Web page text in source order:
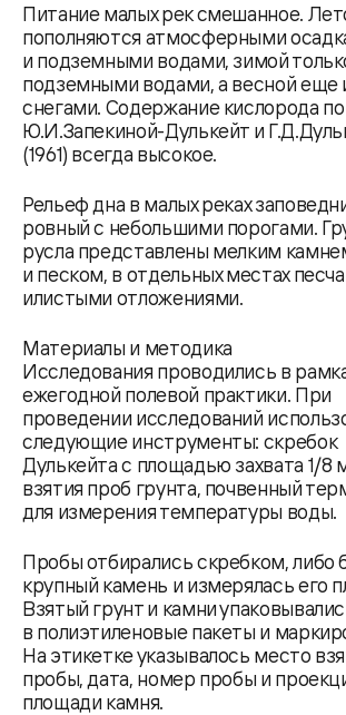
Питание малых рек смешанное.
пополняются атмосферными
и подземными водами, зимой
подземными водами, а весной еще
снегами. Содержание кислорода
Ю.И.Запекиной-Дулькейт и
(1961) всегда высокое.
Рельеф дна в малых реках
ровный с небольшими порогами.
русла представлены мелким
и песком, в отдельных местах
илистыми отложениями.
Материалы и методика
Исследования проводились в
ежегодной полевой практики. При
проведении исследований
следующие инструменты: скребок
Дулькейта с площадью захвата 1/8
взятия проб грунта, почвенный
для измерения температуры воды.
Пробы отбирались скребком, либо
крупный камень и измерялась его
Взятый грунт и камни
в полиэтиленовые пакеты и
На этикетке указывалось место
пробы, дата, номер пробы и
площади камня.